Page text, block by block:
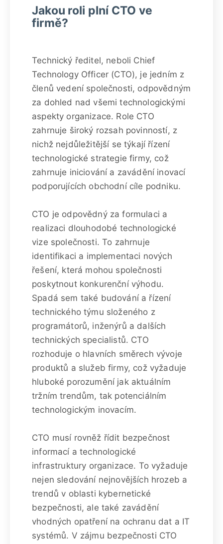
Jakou roli plní CTO ve
firmě?
Technický ředitel, neboli Chief
Technology Officer (CTO), je jedním z
členů vedení společnosti, odpovědným
za dohled nad všemi technologickými
aspekty organizace. Role CTO
zahrnuje široký rozsah povinností, z
nichž nejdůležitější se týkají řízení
technologické strategie firmy, což
zahrnuje iniciování a zavádění inovací
podporujících obchodní cíle podniku.
CTO je odpovědný za formulaci a
realizaci dlouhodobé technologické
vize společnosti. To zahrnuje
identifikaci a implementaci nových
řešení, která mohou společnosti
poskytnout konkurenční výhodu.
Spadá sem také budování a řízení
technického týmu složeného z
programátorů, inženýrů a dalších
technických specialistů. CTO
rozhoduje o hlavních směrech vývoje
produktů a služeb firmy, což vyžaduje
hluboké porozumění jak aktuálním
tržním trendům, tak potenciálním
technologickým inovacím.
CTO musí rovněž řídit bezpečnost
informací a technologické
infrastruktury organizace. To vyžaduje
nejen sledování nejnovějších hrozeb a
trendů v oblasti kybernetické
bezpečnosti, ale také zavádění
vhodných opatření na ochranu dat a IT
systémů. V zájmu bezpečnosti CTO